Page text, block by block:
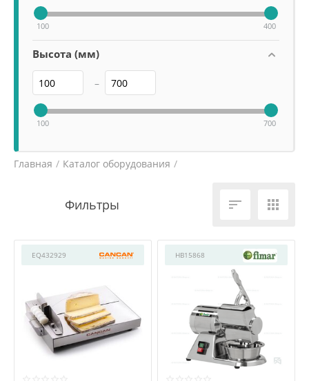
100 400
Высота (мм)
–
100 700
Главная / Каталог оборудования /
 
EQ432929 HB15868